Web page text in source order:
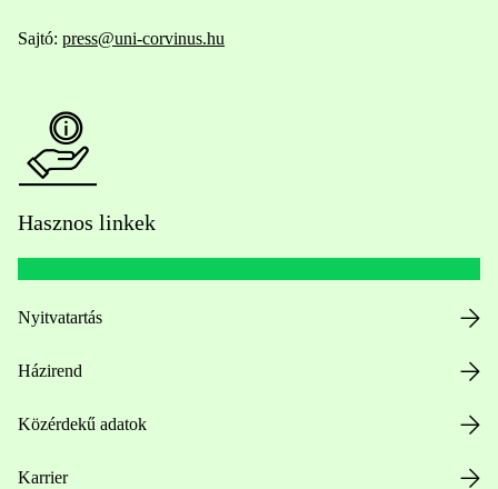
Sajtó: press@uni-corvinus.hu
Hasznos linkek
Nyitvatartás
Házirend
Közérdekű adatok
Karrier